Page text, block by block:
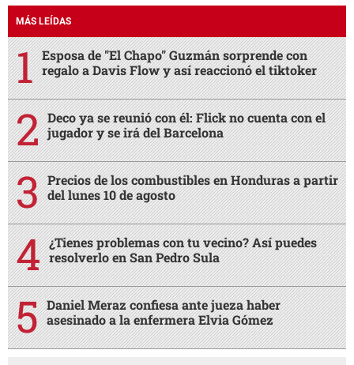
MÁS LEÍDAS
Esposa de "El Chapo" Guzmán sorprende con
regalo a Davis Flow y así reaccionó el tiktoker
Deco ya se reunió con él: Flick no cuenta con el
jugador y se irá del Barcelona
Precios de los combustibles en Honduras a partir
del lunes 10 de agosto
¿Tienes problemas con tu vecino? Así puedes
resolverlo en San Pedro Sula
Daniel Meraz confiesa ante jueza haber
asesinado a la enfermera Elvia Gómez